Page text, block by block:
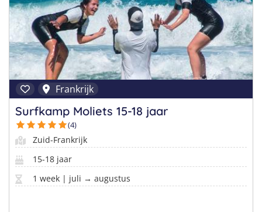
Frankrijk
Surfkamp Moliets 15-18 jaar
(4)
Zuid-Frankrijk
15-18 jaar
1 week | juli → augustus